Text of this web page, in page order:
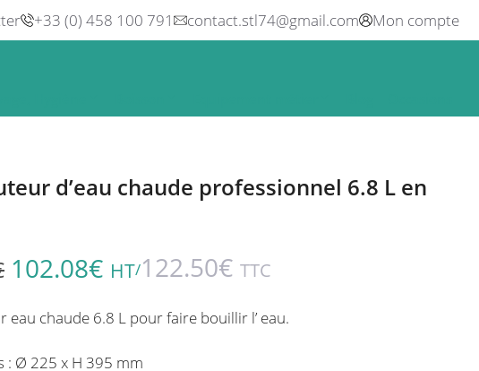
+33 (0) 458 100 791 contact.stl74@gmail.com Mon compte
d’eau chaude professionnel 6.8 L en
102.08€ HT/122.50€ TTC
eau chaude 6.8 L pour faire bouillir l’ eau.
: Ø 225 x H 395 mm